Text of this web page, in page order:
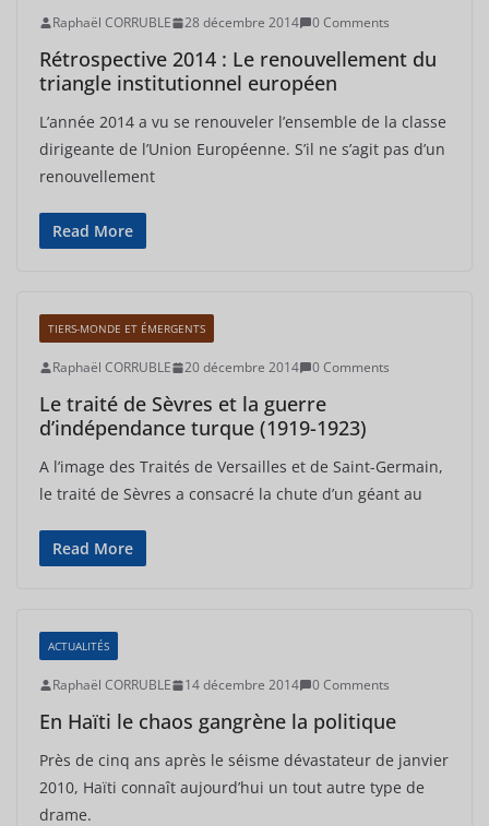
Raphaël CORRUBLE 28 décembre 2014 0 Comments
Rétrospective 2014 : Le renouvellement du
triangle institutionnel européen
L’année 2014 a vu se renouveler l’ensemble de la classe
dirigeante de l’Union Européenne. S’il ne s’agit pas d’un
renouvellement
Read More
TIERS-MONDE ET ÉMERGENTS
Raphaël CORRUBLE 20 décembre 2014 0 Comments
Le traité de Sèvres et la guerre
d’indépendance turque (1919-1923)
A l’image des Traités de Versailles et de Saint-Germain,
le traité de Sèvres a consacré la chute d’un géant au
Read More
ACTUALITÉS
Raphaël CORRUBLE 14 décembre 2014 0 Comments
En Haïti le chaos gangrène la politique
Près de cinq ans après le séisme dévastateur de janvier
2010, Haïti connaît aujourd’hui un tout autre type de
drame.